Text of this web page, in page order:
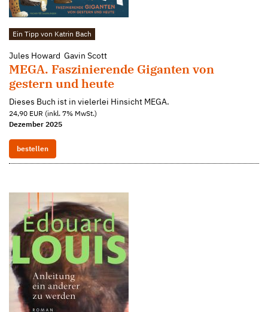
Ein Tipp von Katrin Bach
Jules Howard Gavin Scott
MEGA. Faszinierende Giganten von
gestern und heute
Dieses Buch ist in vielerlei Hinsicht MEGA.
24,90 EUR (inkl. 7% MwSt.)
Dezember 2025
bestellen